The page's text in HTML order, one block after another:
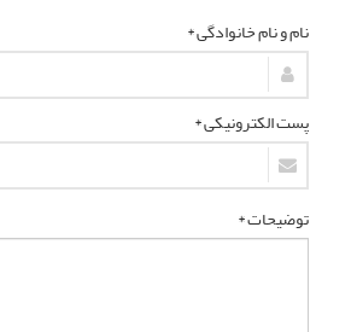
نام و نام خانوادگی *
پست الکترونیکی *
توضیحات *